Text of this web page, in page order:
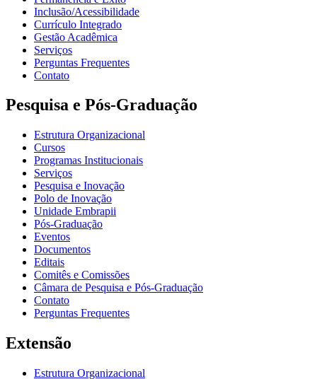
Inclusão/Acessibilidade
Currículo Integrado
Gestão Acadêmica
Serviços
Perguntas Frequentes
Contato
Pesquisa e Pós-Graduação
Estrutura Organizacional
Cursos
Programas Institucionais
Serviços
Pesquisa e Inovação
Polo de Inovação
Unidade Embrapii
Pós-Graduação
Eventos
Documentos
Editais
Comitês e Comissões
Câmara de Pesquisa e Pós-Graduação
Contato
Perguntas Frequentes
Extensão
Estrutura Organizacional